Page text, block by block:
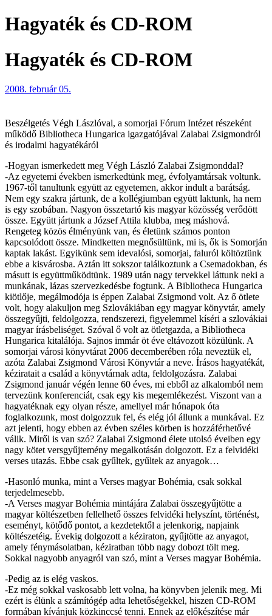
Hagyaték és CD-ROM
Hagyaték és CD-ROM
2008. február 05.
Beszélgetés Végh Lászlóval, a somorjai Fórum Intézet részeként
működő Bibliotheca Hungarica igazgatójával Zalabai Zsigmondról
és irodalmi hagyatékáról
-Hogyan ismerkedett meg Végh László Zalabai Zsigmonddal?
-Az egyetemi években ismerkedtünk meg, évfolyamtársak voltunk.
1967-től tanultunk együtt az egyetemen, akkor indult a barátság.
Nem egy szakra jártunk, de a kollégiumban együtt laktunk, ha nem
is egy szobában. Nagyon összetartó kis magyar közösség verődött
össze. Együtt jártunk a József Attila klubba, meg máshová.
Rengeteg közös élményünk van, és életünk számos ponton
kapcsolódott össze. Mindketten megnősültünk, mi is, ők is Somorján
kaptak lakást. Egyikünk sem idevalósi, somorjai, faluról költöztünk
ebbe a kisvárosba. Aztán itt sokszor találkoztunk a Csemadokban, és
másutt is együttműködtünk. 1989 után nagy tervekkel láttunk neki a
munkának, lázas szervezkedésbe fogtunk. A Bibliotheca Hungarica
kiötlője, megálmodója is éppen Zalabai Zsigmond volt. Az ő ötlete
volt, hogy alakuljon meg Szlovákiában egy magyar könyvtár, amely
összegyűjti, feldolgozza, rendszerezi, figyelemmel kíséri a szlovákiai
magyar írásbeliséget. Szóval ő volt az ötletgazda, a Bibliotheca
Hungarica kitalálója. Sajnos immár öt éve eltávozott közülünk. A
somorjai városi könyvtárat 2006 decemberében róla neveztük el,
azóta Zalabai Zsigmond Városi Könyvtár a neve. Írásos hagyatékát,
kéziratait a család a könyvtárnak adta, feldolgozásra. Zalabai
Zsigmond január végén lenne 60 éves, mi ebből az alkalomból nem
tervezünk konferenciát, csak egy kis megemlékezést. Viszont van a
hagyatéknak egy olyan része, amellyel már hónapok óta
foglalkozunk, most dolgozzuk fel, és elég jól állunk a munkával. Ez
azt jelenti, hogy ebben az évben széles körben is hozzáférhetővé
válik. Miről is van szó? Zalabai Zsigmond élete utolsó éveiben egy
nagy kötet versgyűjtemény megalkotásán dolgozott. Ez a felvidéki
verses utazás. Ebbe csak gyűltek, gyűltek az anyagok…
-Hasonló munka, mint a Verses magyar Bohémia, csak sokkal
terjedelmesebb.
-A Verses magyar Bohémia mintájára Zalabai összegyűjtötte a
magyar költészetben fellelhető összes felvidéki helyszínt, történést,
eseményt, kötődő pontot, a kezdetektől a jelenkorig, napjaink
költészetéig. Évekig dolgozott a kéziraton, gyűjtötte az anyagot,
amely fénymásolatban, kéziratban több nagy dobozt tölt meg.
Sokkal nagyobb anyagról van szó, mint a Verses magyar Bohémia.
-Pedig az is elég vaskos.
-Ez még sokkal vaskosabb lett volna, ha könyvben jelenik meg. Mi
ezért is élünk a számítógép adta lehetőségekkel, hiszen CD-ROM
formában kívánjuk közkinccsé tenni. Ennek az előkészítése már